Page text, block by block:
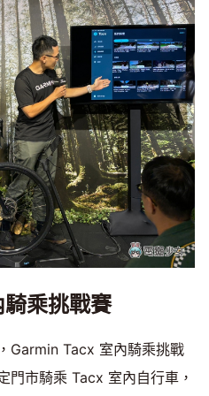
乘挑戰賽
Garmin Tacx 室內騎乘挑戰
門市騎乘 Tacx 室內自行車，